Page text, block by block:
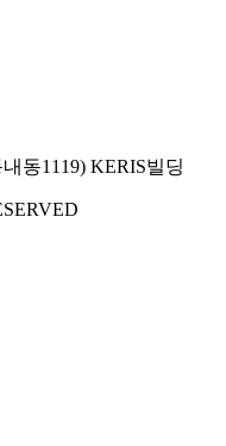
동1119) KERIS빌딩